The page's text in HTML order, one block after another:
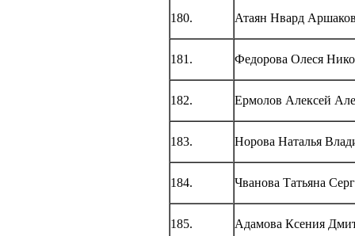
180. Атаян Нвард
181. Федорова Олеся
182. Ермолов Алексей
183. Норова Наталья
184. Чванова Татьяна
185. Адамова Ксения